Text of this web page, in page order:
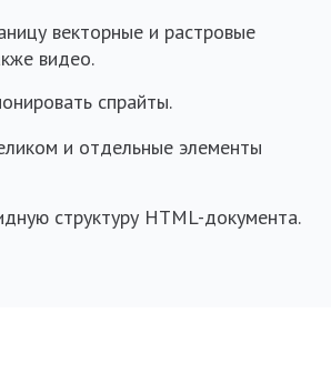
векторные и растровые
видео.
спрайты.
и отдельные элементы
структуру HTML-документа.